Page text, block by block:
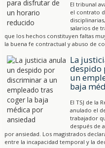
El tribunal
el contrato
salarios de
que los hechos constituyen faltas
la buena fe contractual y abuso de
La
despido
un
baja
El TSJ de la
anulado el
trabajador
después de
por ansiedad. Los magistrados
entre la incapacidad temporal y la